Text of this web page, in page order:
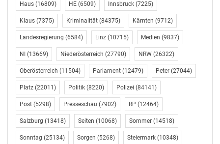
Verbesserungen fehlen auch, was Kontrollen und
grenzüberschreitende Sanktionen betrifft. „Die EU muss
sicherstellen, dass Regeln auch eingehalten werden,
sonst sind sie nichts als zahnlose Papiertiger“, sagt
Foglar. Der ÖGB schlägt daher eine starke europäische
Arbeitsbehörde vor, die endlich die
grenzüberschreitende Durchsetzung von Sanktionen
und die effektive Bestrafung von ausländischen
Dumpingfirmen sicherstellen muss. „Die europäischen
und nationalen Sozialpartner müssen dabei natürlich
eingebunden werden“, fordert Foglar.
Haus (16809) HE (6509) Innsbruck (7225)
Klaus (7375) Kriminalität (84375) Kärnten (9712)
Landesregierung (6584) Linz (10715) Medien (9837)
NI (13669) Niederösterreich (27790) NRW (26322)
Oberösterreich (11504) Parlament (12479) Peter (27044)
Platz (22011) Politik (8220) Polizei (84141)
Post (5298) Presseschau (7902) RP (12464)
Salzburg (13418) Seiten (10068) Sommer (14518)
Sonntag (25134) Sorgen (5268) Steiermark (10348)